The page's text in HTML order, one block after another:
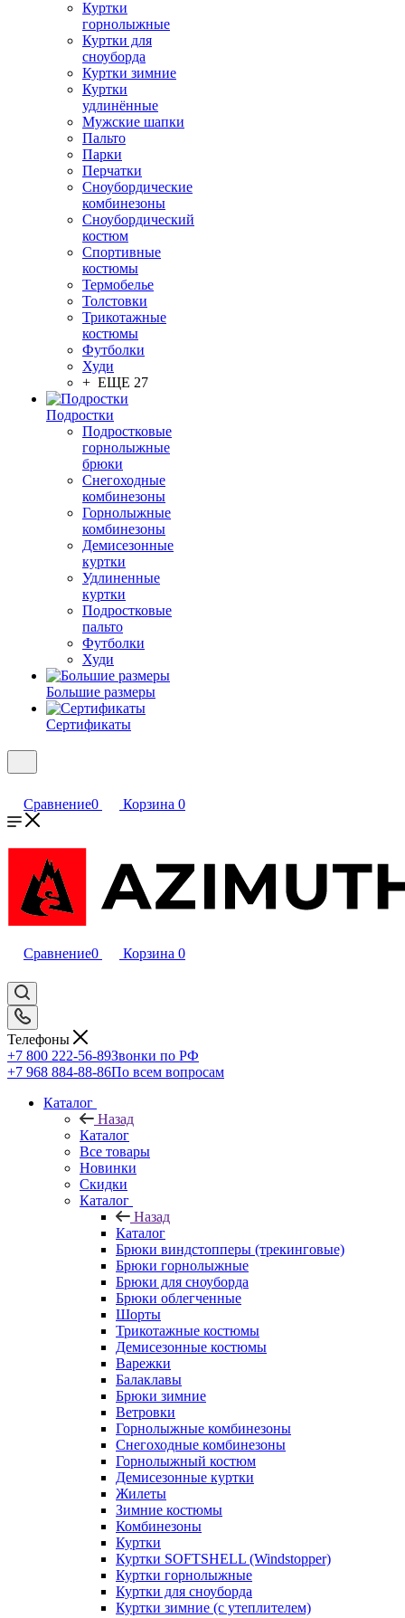
Куртки
горнолыжные
Куртки для
сноуборда
Куртки зимние
Куртки
удлинённые
Мужские шапки
Пальто
Парки
Перчатки
Сноубордические
комбинезоны
Сноубордический
костюм
Спортивные
костюмы
Термобелье
Толстовки
Трикотажные
костюмы
Футболки
Худи
+ ЕЩЕ 27
Подростки
Подростковые
горнолыжные
брюки
Снегоходные
комбинезоны
Горнолыжные
комбинезоны
Демисезонные
куртки
Удлиненные
куртки
Подростковые
пальто
Футболки
Худи
Большие размеры
Сертификаты
Сравнение0 Корзина 0
Сравнение0 Корзина 0
Телефоны
+7 800 222-56-89Звонки по РФ
+7 968 884-88-86По всем вопросам
Каталог
Назад
Каталог
Все товары
Новинки
Скидки
Каталог
Назад
Каталог
Брюки виндстопперы (трекинговые)
Брюки горнолыжные
Брюки для сноуборда
Брюки облегченные
Шорты
Трикотажные костюмы
Демисезонные костюмы
Варежки
Балаклавы
Брюки зимние
Ветровки
Горнолыжные комбинезоны
Снегоходные комбинезоны
Горнолыжный костюм
Демисезонные куртки
Жилеты
Зимние костюмы
Комбинезоны
Куртки
Куртки SOFTSHELL (Windstopper)
Куртки горнолыжные
Куртки для сноуборда
Куртки зимние (с утеплителем)